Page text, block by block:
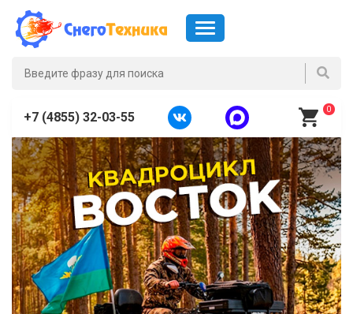
+7 (4855) 32-03-55
0